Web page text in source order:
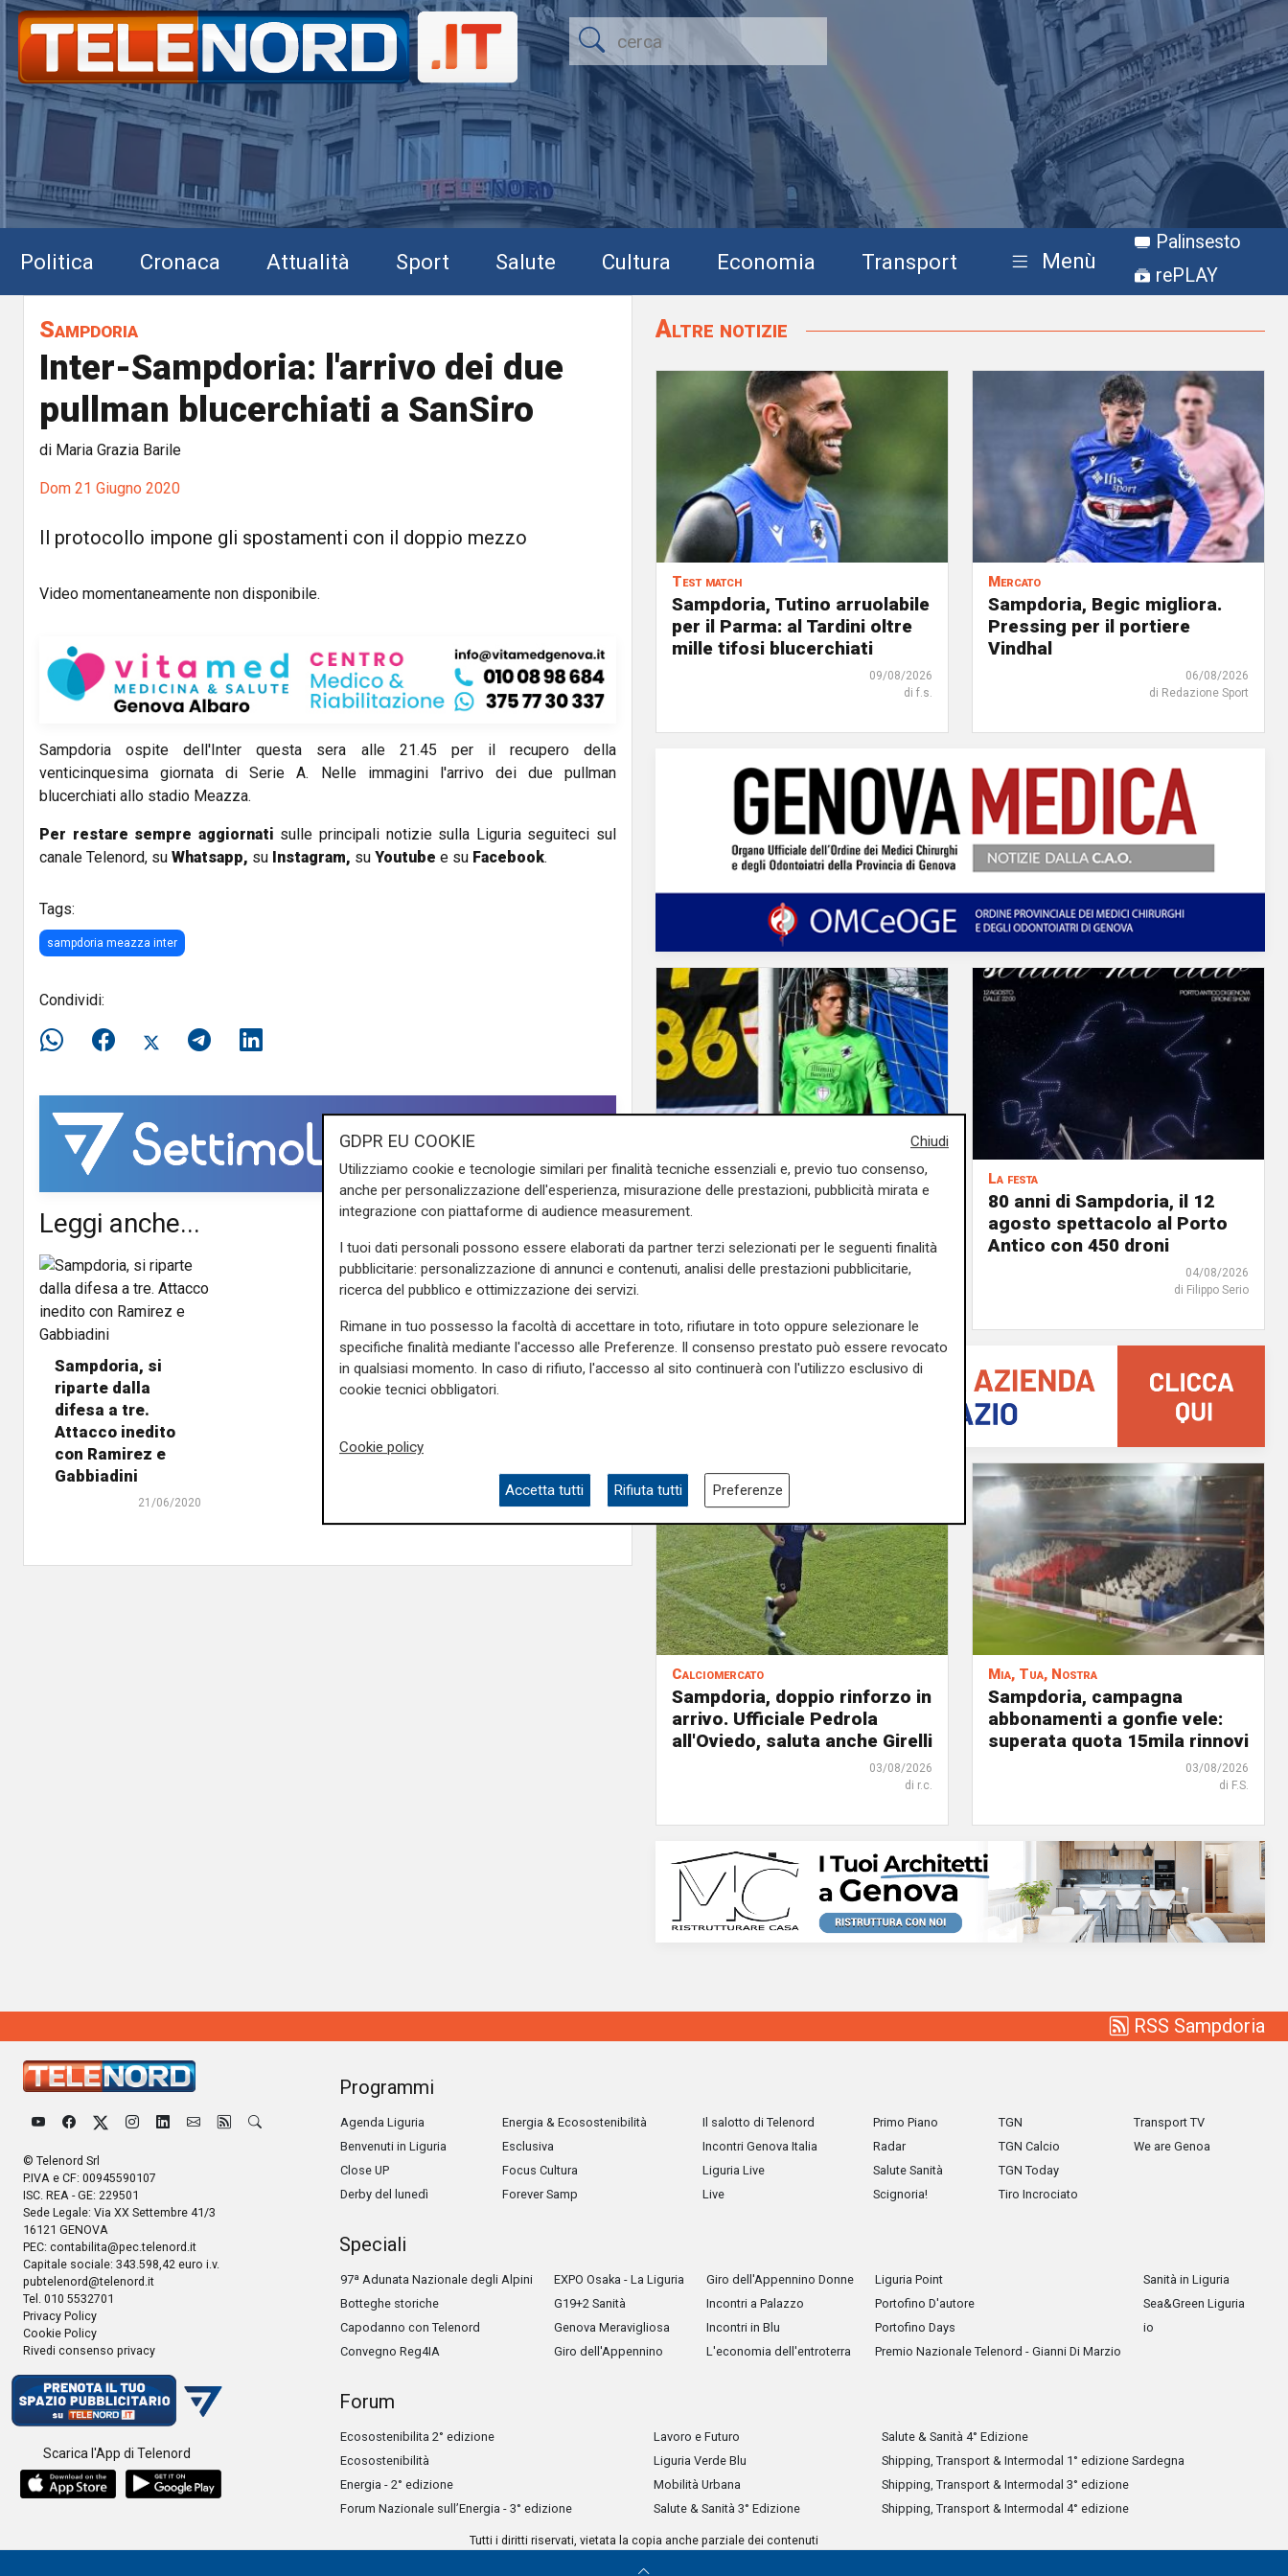
Politica Cronaca Attualità Sport Salute Cultura Economia Transport Menù
Palinsesto
rePLAY
Sampdoria
Inter-Sampdoria: l'arrivo dei due
pullman blucerchiati a SanSiro
di Maria Grazia Barile
Dom 21 Giugno 2020
Il protocollo impone gli spostamenti con il doppio mezzo
Video momentaneamente non disponibile.
Sampdoria ospite dell'Inter questa sera alle 21.45 per il recupero della
venticinquesima giornata di Serie A. Nelle immagini l'arrivo dei due pullman
blucerchiati allo stadio Meazza.
Per restare sempre aggiornati sulle principali notizie sulla Liguria seguiteci sul
canale Telenord, su Whatsapp, su Instagram, su Youtube e su Facebook.
Tags:
sampdoria meazza inter
Condividi:
Leggi anche...
Sampdoria, si
riparte dalla
difesa a tre.
Attacco inedito
con Ramirez e
Gabbiadini
21/06/2020
Altre notizie
Test match
Sampdoria, Tutino arruolabile
per il Parma: al Tardini oltre
mille tifosi blucerchiati
09/08/2026
di f.s.
Mercato
Sampdoria, Begic migliora.
Pressing per il portiere
Vindhal
06/08/2026
di Redazione Sport
Mercato
La Sampdoria blinda Krastev:
il portiere prolunga fino al
2030
05/08/2026
La festa
80 anni di Sampdoria, il 12
agosto spettacolo al Porto
Antico con 450 droni
04/08/2026
di Filippo Serio
Calciomercato
Sampdoria, doppio rinforzo in
arrivo. Ufficiale Pedrola
all'Oviedo, saluta anche Girelli
03/08/2026
di r.c.
Mia, Tua, Nostra
Sampdoria, campagna
abbonamenti a gonfie vele:
superata quota 15mila rinnovi
03/08/2026
di F.S.
RSS Sampdoria
© Telenord Srl
P.IVA e CF: 00945590107
ISC. REA - GE: 229501
Sede Legale: Via XX Settembre 41/3
16121 GENOVA
PEC: contabilita@pec.telenord.it
Capitale sociale: 343.598,42 euro i.v.
pubtelenord@telenord.it
Tel. 010 5532701
Privacy Policy
Cookie Policy
Rivedi consenso privacy
Scarica l'App di Telenord
Programmi
Agenda Liguria
Benvenuti in Liguria
Close UP
Derby del lunedì
Energia & Ecosostenibilità
Esclusiva
Focus Cultura
Forever Samp
Il salotto di Telenord
Incontri Genova Italia
Liguria Live
Live
Primo Piano
Radar
Salute Sanità
Scignoria!
TGN
TGN Calcio
TGN Today
Tiro Incrociato
Transport TV
We are Genoa
Speciali
97ª Adunata Nazionale degli Alpini
Botteghe storiche
Capodanno con Telenord
Convegno Reg4IA
EXPO Osaka - La Liguria
G19+2 Sanità
Genova Meravigliosa
Giro dell'Appennino
Giro dell'Appennino Donne
Incontri a Palazzo
Incontri in Blu
L'economia dell'entroterra
Liguria Point
Portofino D'autore
Portofino Days
Premio Nazionale Telenord - Gianni Di Marzio
Sanità in Liguria
Sea&Green Liguria
io
Forum
Ecosostenibilita 2° edizione
Ecosostenibilità
Energia - 2° edizione
Forum Nazionale sull’Energia - 3° edizione
Lavoro e Futuro
Liguria Verde Blu
Mobilità Urbana
Salute & Sanità 3° Edizione
Salute & Sanità 4° Edizione
Shipping, Transport & Intermodal 1° edizione Sardegna
Shipping, Transport & Intermodal 3° edizione
Shipping, Transport & Intermodal 4° edizione
Tutti i diritti riservati, vietata la copia anche parziale dei contenuti
Chiudi
GDPR EU COOKIE
Utilizziamo cookie e tecnologie similari per finalità tecniche essenziali e, previo tuo consenso,
anche per personalizzazione dell'esperienza, misurazione delle prestazioni, pubblicità mirata e
integrazione con piattaforme di audience measurement.
I tuoi dati personali possono essere elaborati da partner terzi selezionati per le seguenti finalità
pubblicitarie: personalizzazione di annunci e contenuti, analisi delle prestazioni pubblicitarie,
ricerca del pubblico e ottimizzazione dei servizi.
Rimane in tuo possesso la facoltà di accettare in toto, rifiutare in toto oppure selezionare le
specifiche finalità mediante l'accesso alle Preferenze. Il consenso prestato può essere revocato
in qualsiasi momento. In caso di rifiuto, l'accesso al sito continuerà con l'utilizzo esclusivo di
cookie tecnici obbligatori.
Cookie policy
Accetta tutti Rifiuta tutti Preferenze